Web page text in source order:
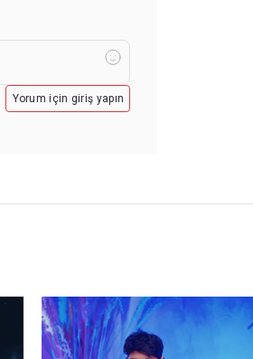
Yorum için giriş yapın